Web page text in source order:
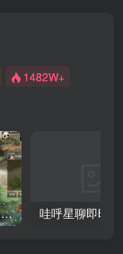
1482W+
【星辰传奇】经典回合制手游+安卓端+GM工具+详细搭建教程